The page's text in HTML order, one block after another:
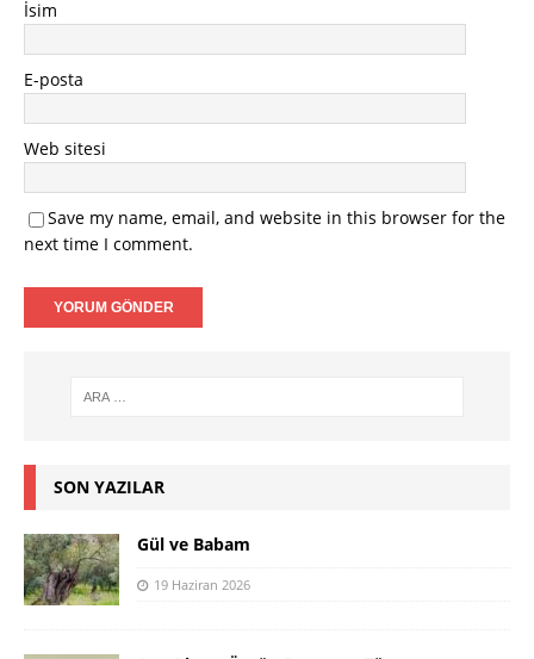
İsim
E-posta
Web sitesi
Save my name, email, and website in this browser for the
next time I comment.
SON YAZILAR
Gül ve Babam
19 Haziran 2026